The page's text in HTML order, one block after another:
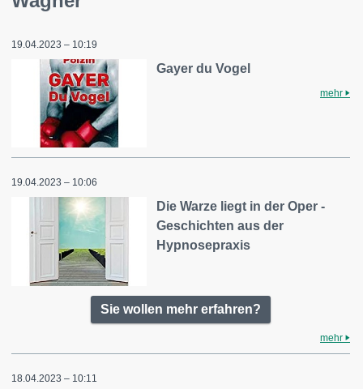
19.04.2023 – 10:19
Gayer du Vogel
mehr
19.04.2023 – 10:06
Die Warze liegt in der Oper -
Geschichten aus der
Hypnosepraxis
Sie wollen mehr erfahren?
mehr
18.04.2023 – 10:11